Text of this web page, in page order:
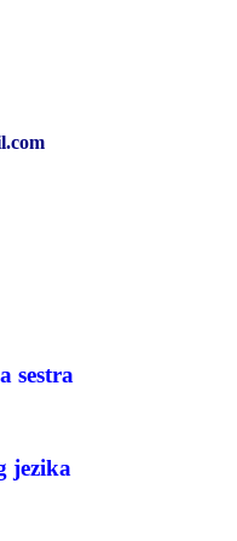
sestra
jezika